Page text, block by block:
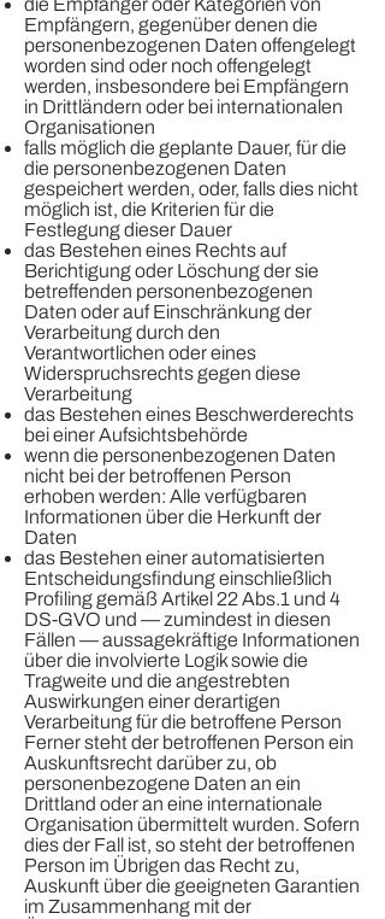
die Empfänger oder Kategorien von
Empfängern, gegenüber denen die
personenbezogenen Daten offengelegt
worden sind oder noch offengelegt
werden, insbesondere bei Empfängern
in Drittländern oder bei internationalen
Organisationen
falls möglich die geplante Dauer, für die
die personenbezogenen Daten
gespeichert werden, oder, falls dies nicht
möglich ist, die Kriterien für die
Festlegung dieser Dauer
das Bestehen eines Rechts auf
Berichtigung oder Löschung der sie
betreffenden personenbezogenen
Daten oder auf Einschränkung der
Verarbeitung durch den
Verantwortlichen oder eines
Widerspruchsrechts gegen diese
Verarbeitung
das Bestehen eines Beschwerderechts
bei einer Aufsichtsbehörde
wenn die personenbezogenen Daten
nicht bei der betroffenen Person
erhoben werden: Alle verfügbaren
Informationen über die Herkunft der
Daten
das Bestehen einer automatisierten
Entscheidungsfindung einschließlich
Profiling gemäß Artikel 22 Abs.1 und 4
DS-GVO und — zumindest in diesen
Fällen — aussagekräftige Informationen
über die involvierte Logik sowie die
Tragweite und die angestrebten
Auswirkungen einer derartigen
Verarbeitung für die betroffene Person
Ferner steht der betroffenen Person ein
Auskunftsrecht darüber zu, ob
personenbezogene Daten an ein
Drittland oder an eine internationale
Organisation übermittelt wurden. Sofern
dies der Fall ist, so steht der betroffenen
Person im Übrigen das Recht zu,
Auskunft über die geeigneten Garantien
im Zusammenhang mit der